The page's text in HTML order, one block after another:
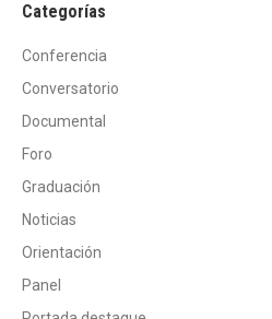
Categorías
Conferencia
Conversatorio
Documental
Foro
Graduación
Noticias
Orientación
Panel